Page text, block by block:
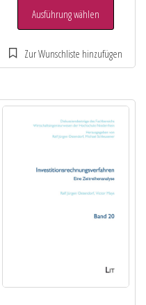
Ausführung wählen